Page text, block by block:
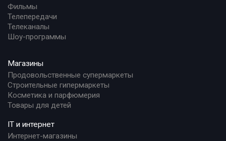
Фильмы
Телепередачи
Телеканалы
Шоу-программы
Магазины
Продовольственные супермаркеты
Строительные гипермаркеты
Косметика и парфюмерия
Товары для детей
IT и интернет
Интернет-магазины